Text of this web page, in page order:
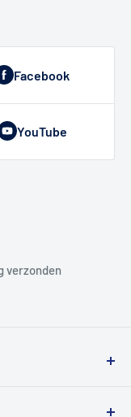
Facebook
YouTube
verzonden